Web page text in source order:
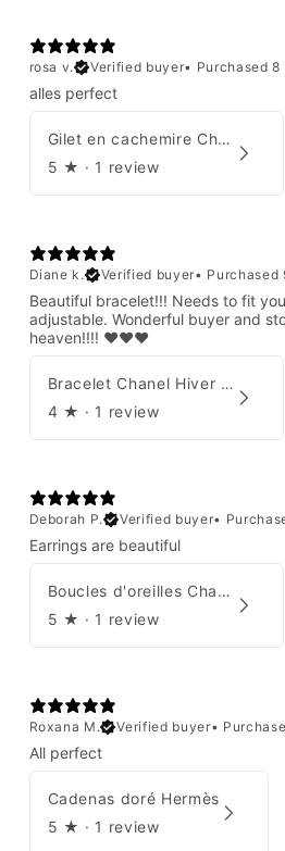
rosa v.
Verified buyer• Purchased
alles perfect
Gilet en cachemire Chanel Automne 1995
5 ★ · 1 review
Diane k.
Verified buyer• Purchased
Beautiful bracelet!!! Needs to fit
adjustable. Wonderful buyer and
heaven!!!! ❤️❤️❤️
Bracelet Chanel Hiver 1997
4 ★ · 1 review
Deborah P.
Verified buyer•
Earrings are beautiful
Boucles d'oreilles Chanel 2001
5 ★ · 1 review
Roxana M.
Verified buyer•
All perfect
Cadenas doré Hermès
5 ★ · 1 review